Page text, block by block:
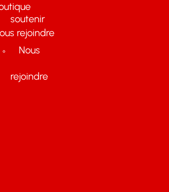
soutenir
Nous
rejoindre
rejoindre